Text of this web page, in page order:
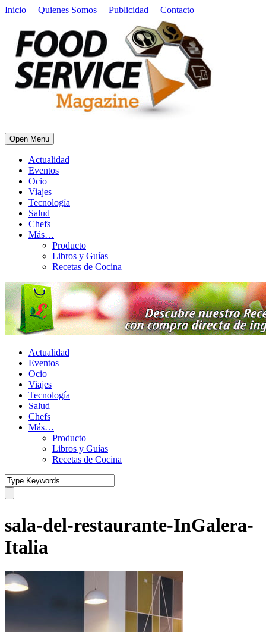
Inicio Quienes Somos Publicidad Contacto
Open Menu
Actualidad
Eventos
Ocio
Viajes
Tecnología
Salud
Chefs
Más…
Producto
Libros y Guías
Recetas de Cocina
Actualidad
Eventos
Ocio
Viajes
Tecnología
Salud
Chefs
Más…
Producto
Libros y Guías
Recetas de Cocina
sala-del-restaurante-InGalera-
Italia